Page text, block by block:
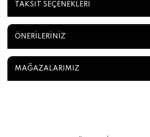
TAKSİT SEÇENEKLERİ
ÖNERİLERİNİZ
MAĞAZALARIMIZ